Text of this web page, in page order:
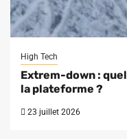
High Tech
Extrem-down :
la plateforme ?
23 juillet 2026